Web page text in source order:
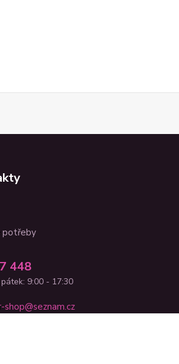
potřeby
448
9:00 - 17:30
shop@seznam.cz